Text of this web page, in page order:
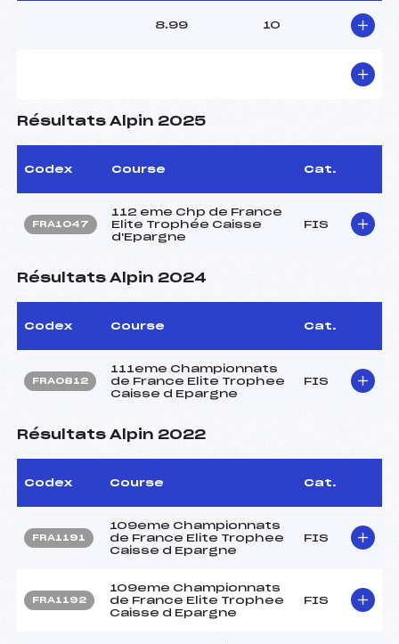
8.99 10
Résultats Alpin 2025
Codex Course Cat.
FRA1047
112 eme Chp de France
Elite Trophée Caisse
d'Epargne
FIS
Résultats Alpin 2024
Codex Course Cat.
FRA0812
111eme Championnats
de France Elite Trophee
Caisse d Epargne
FIS
Résultats Alpin 2022
Codex Course Cat.
FRA1191
109eme Championnats
de France Elite Trophee
Caisse d Epargne
FIS
FRA1192
109eme Championnats
de France Elite Trophee
Caisse d Epargne
FIS